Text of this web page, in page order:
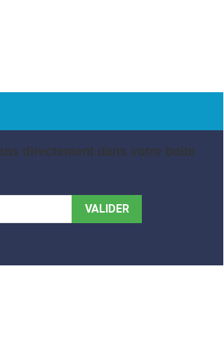
directement dans votre boite